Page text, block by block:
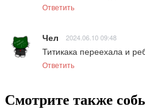
Ответить
Чел 2024.06.10 09:48
Титикака переехала и
Ответить
Смотрите также